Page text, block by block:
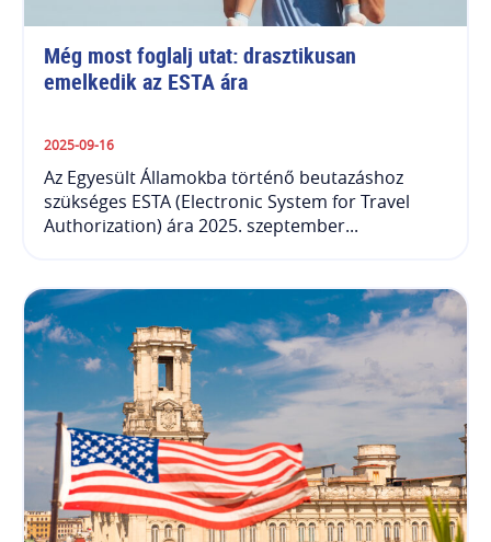
Még most foglalj utat: drasztikusan
emelkedik az ESTA ára
2025-09-16
Az Egyesült Államokba történő beutazáshoz
szükséges ESTA (Electronic System for Travel
Authorization) ára 2025. szeptember...